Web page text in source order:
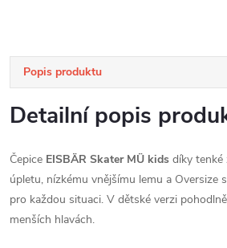
Popis produktu
Detailní popis
Čepice EISBÄR Skater MÜ kids díky tenké
úpletu, nízkému vnějšímu lemu a Oversize
pro každou situaci. V dětské verzi
menších hlavách.